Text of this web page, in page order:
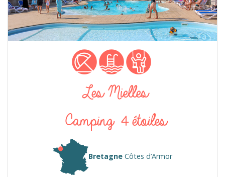
Les Mielles
Camping 4 étoiles
Bretagne Côtes d’Armor